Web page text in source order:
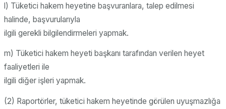
l) Tüketici hakem heyetine başvuranlara, talep edilmesi
halinde, başvurularıyla
ilgili gerekli bilgilendirmeleri yapmak.
m) Tüketici hakem heyeti başkanı tarafından verilen heyet
faaliyetleri ile
ilgili diğer işleri yapmak.
(2) Raportörler, tüketici hakem heyetinde görülen uyuşmazlığa